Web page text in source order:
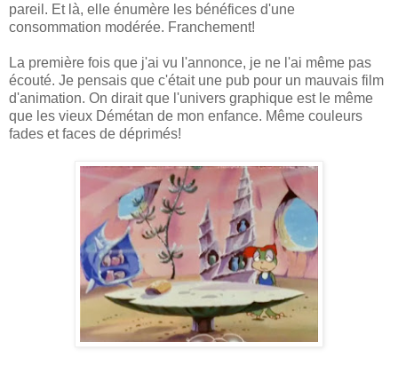
pareil. Et là, elle énumère les bénéfices d'une
consommation modérée. Franchement!
La première fois que j'ai vu l'annonce, je ne l'ai même pas
écouté. Je pensais que c'était une pub pour un mauvais film
d'animation. On dirait que l'univers graphique est le même
que les vieux Démétan de mon enfance. Même couleurs
fades et faces de déprimés!